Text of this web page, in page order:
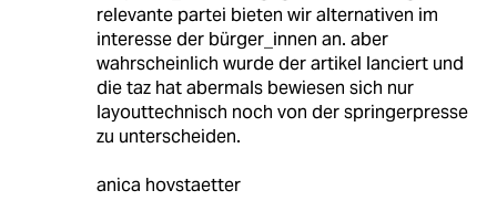
relevante partei bieten wir alternativen im
interesse der bürger_innen an. aber
wahrscheinlich wurde der artikel lanciert und
die taz hat abermals bewiesen sich nur
layouttechnisch noch von der springerpresse
zu unterscheiden.
anica hovstaetter